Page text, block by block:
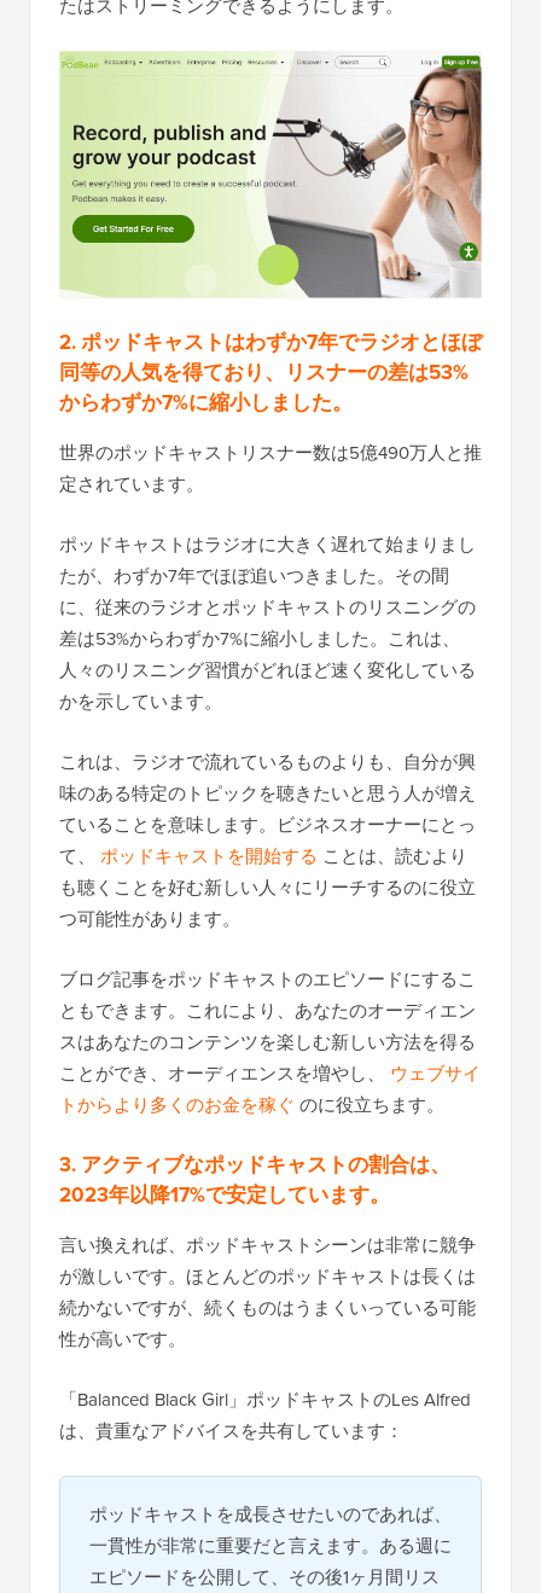
たはストリーミングできるようにします。
2. ポッドキャストはわずか7年でラジオとほぼ
同等の人気を得ており、リスナーの差は53%
からわずか7%に縮小しました。
世界のポッドキャストリスナー数は5億490万人と推
定されています。
ポッドキャストはラジオに大きく遅れて始まりまし
たが、わずか7年でほぼ追いつきました。その間
に、従来のラジオとポッドキャストのリスニングの
差は53%からわずか7%に縮小しました。これは、
人々のリスニング習慣がどれほど速く変化している
かを示しています。
これは、ラジオで流れているものよりも、自分が興
味のある特定のトピックを聴きたいと思う人が増え
ていることを意味します。ビジネスオーナーにとっ
て、 ポッドキャストを開始する ことは、読むより
も聴くことを好む新しい人々にリーチするのに役立
つ可能性があります。
ブログ記事をポッドキャストのエピソードにするこ
ともできます。これにより、あなたのオーディエン
スはあなたのコンテンツを楽しむ新しい方法を得る
ことができ、オーディエンスを増やし、 ウェブサイ
トからより多くのお金を稼ぐ のに役立ちます。
3. アクティブなポッドキャストの割合は、
2023年以降17%で安定しています。
言い換えれば、ポッドキャストシーンは非常に競争
が激しいです。ほとんどのポッドキャストは長くは
続かないですが、続くものはうまくいっている可能
性が高いです。
「Balanced Black Girl」ポッドキャストのLes Alfred
は、貴重なアドバイスを共有しています：
ポッドキャストを成長させたいのであれば、
一貫性が非常に重要だと言えます。ある週に
エピソードを公開して、その後1ヶ月間リス